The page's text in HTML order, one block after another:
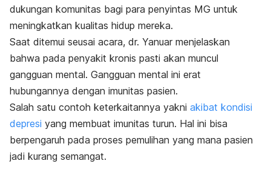
dukungan komunitas bagi para penyintas MG untuk
meningkatkan kualitas hidup mereka.
Saat ditemui seusai acara, dr. Yanuar menjelaskan
bahwa pada penyakit kronis pasti akan muncul
gangguan mental. Gangguan mental ini erat
hubungannya dengan imunitas pasien.
Salah satu contoh keterkaitannya yakni akibat kondisi
depresi yang membuat imunitas turun. Hal ini bisa
berpengaruh pada proses pemulihan yang mana pasien
jadi kurang semangat.